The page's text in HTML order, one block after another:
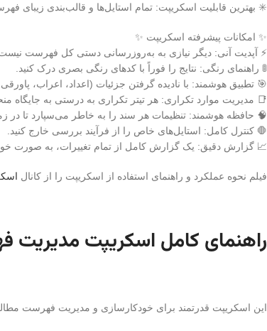
✳️ بهترین قابلیت اسکریپت: تمام استایل‌ها و قالب‌بندی زیبای فهرست مطالب شما ۱۰۰٪ حفظ
✨ امکانات پیشرفته اسکریپت ✨
⚡️ آپدیت آنی: دیگر نیازی به به‌روزرسانی دستی کل فهرست
🚦 راهنمای رنگی: نتایج را فوراً با کدهای رنگی بصری درک کنید.
🎯 تطبیق هوشمند: با نادیده گرفتن جزئیات (اعداد، اعراب،
📑 مدیریت موارد تکراری: هر تیتر تکراری به درستی به
🧠 حافظه هوشمند: تنظیمات هر سند را به خاطر می‌سپارد تا در
🛑 کنترل کامل: استایل‌های خاص را از فرآیند بررسی خارج کنید.
📈 گزارش دقیق: یک گزارش کامل از تمام تغییرات، به صورت
فیلم نحوه عملکرد و راهنمای استفاده از اسکریپت را از کانال
راهنمای کامل اسکریپت
این اسکریپت قدرتمند برای خودکارسازی و مدیریت فهرست